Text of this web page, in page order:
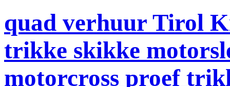
quad verhuur Tirol
trikke skikke
motorcross proef